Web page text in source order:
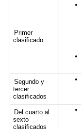
Primer
clasificado
Segundo y
tercer
clasificados
Del cuarto al
sexto
clasificados